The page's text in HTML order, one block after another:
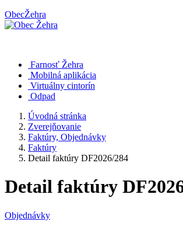
ObecŽehra
Farnosť Žehra
Mobilná aplikácia
Virtuálny cintorín
Odpad
Úvodná stránka
Zverejňovanie
Faktúry, Objednávky
Faktúry
Detail faktúry DF2026/284
Detail faktúry
Objednávky